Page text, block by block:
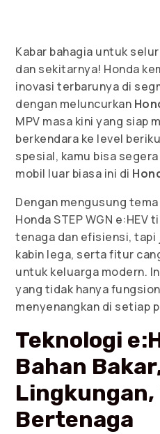
Kabar bahagia untuk
dan sekitarnya! Honda
inovasi terbarunya di
dengan meluncurkan
MPV masa kini yang siap
berkendara ke level
spesial, kamu bisa
mobil luar biasa ini di
Dengan mengusung tema
Honda STEP WGN e:HEV
tenaga dan efisiensi, tapi
kabin lega, serta fitur
untuk keluarga modern.
yang tidak hanya
menyenangkan di setiap
Teknologi
Bahan
Lingkungan,
Bertenaga